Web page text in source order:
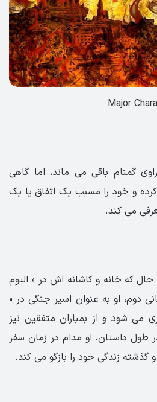
گمنام باقی می ماند، اما گاهی
کرده و خود را مسبب یک اتفاق یا یک
می کند.
حال که خانه و کاشانه اش در « الیوم
او به عنوان اسیر جنگی در «
می شود و از بمباران متفقین نیز
طول داستان، او مدام در زمان سفر
گذشته زندگی خود را بازگو می کند.